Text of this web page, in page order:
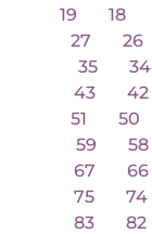
18
19
26
27
34
35
42
43
50
51
58
59
66
67
74
75
82
83